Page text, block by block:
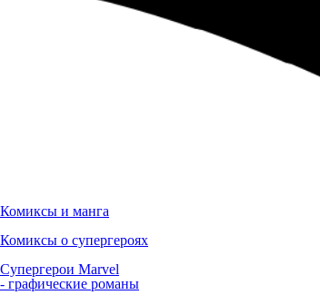
Комиксы и манга
Комиксы о супергероях
Супергерои Marvel
- графические романы